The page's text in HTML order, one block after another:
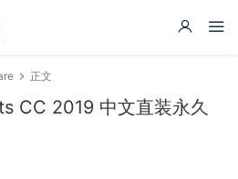
正文
CC 2019 中文直装永久